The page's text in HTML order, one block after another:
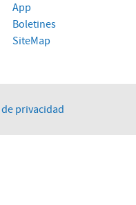
App
Boletines
SiteMap
privacidad